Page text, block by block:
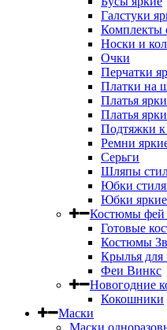
Галстуки
Комплекты
Носки и
Очки
Перчатки
Платки на
Платья
Платья
Подтяжки к
Ремни
Серьги
Шляпы
Юбки
Юбки яркие
Костюмы фей
Готовые
Костюмы
Крылья для
Феи Винкс
Новогодние
Кокошники
Маски
Маски